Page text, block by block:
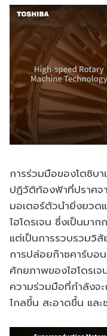
การร่วมมือของโตชิบา
ปฏิวัติท้องฟ้าที่ปราศจ
มอเตอร์ตัวนำยิ่งยวด
ไฮโดรเจน ซึ่งเป็นมา
แต่เป็นการรวบรวมวิ
การปล่อยก๊าซคาร์บ
ศักยภาพของไฮโดรเ
ความร่วมมือที่กำลังจ
ไกลขึ้น สะอาดขึ้น แล